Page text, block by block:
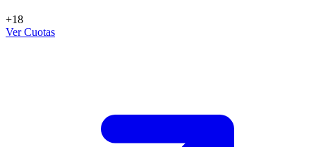
+18
Ver Cuotas